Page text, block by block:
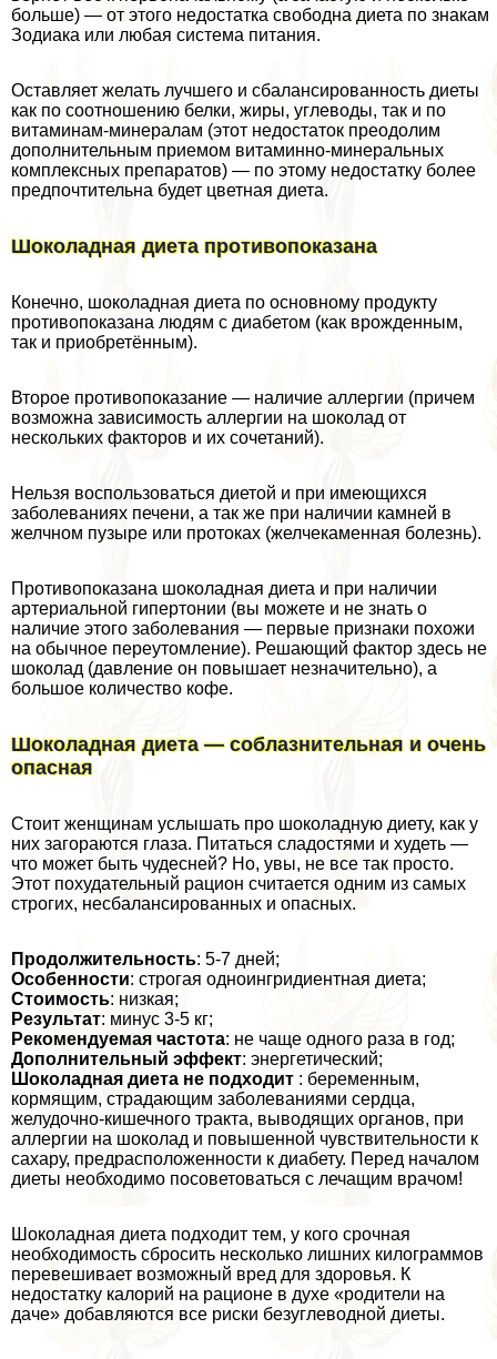
больше) — от этого недостатка свободна диета по знакам
Зодиака или любая система питания.
Оставляет желать лучшего и сбалансированность диеты
как по соотношению белки, жиры, углеводы, так и по
витаминам-минералам (этот недостаток преодолим
дополнительным приемом витаминно-минеральных
комплексных препаратов) — по этому недостатку более
предпочтительна будет цветная диета.
Шоколадная диета противопоказана
Конечно, шоколадная диета по основному продукту
противопоказана людям с диабетом (как врожденным,
так и приобретённым).
Второе противопоказание — наличие аллергии (причем
возможна зависимость аллергии на шоколад от
нескольких факторов и их сочетаний).
Нельзя воспользоваться диетой и при имеющихся
заболеваниях печени, а так же при наличии камней в
желчном пузыре или протоках (желчекаменная болезнь).
Противопоказана шоколадная диета и при наличии
артериальной гипертонии (вы можете и не знать о
наличие этого заболевания — первые признаки похожи
на обычное переутомление). Решающий фактор здесь не
шоколад (давление он повышает незначительно), а
большое количество кофе.
Шоколадная диета — coблaзнительная и очень
опасная
Стоит женщинам услышать про шоколадную диету, как у
них загораются глаза. Питаться сладостями и худеть —
что может быть чудесней? Но, увы, не все так просто.
Этот похудательный рацион считается одним из самых
строгих, несбалансированных и опасных.
Продолжительность: 5-7 дней;
Особенности: строгая одноингридиентная диета;
Стоимость: низкая;
Результат: минус 3-5 кг;
Рекомендуемая частота: не чаще одного раза в год;
Дополнительный эффект: энергетический;
Шоколадная диета не подходит : беременным,
кормящим, страдающим заболеваниями сердца,
желудочно-кишечного тpaкта, выводящих органов, при
аллергии на шоколад и повышенной чувствительности к
сахару, предрасположенности к диабету. Перед началом
диеты необходимо посоветоваться с лечащим врачом!
Шоколадная диета подходит тем, у кого срочная
необходимость сбросить несколько лишних килограммов
перевешивает возможный вред для здоровья. К
недостатку калорий на рационе в духе «родители на
даче» добавляются все риски безуглеводной диеты.